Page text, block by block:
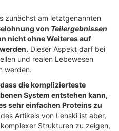
zunächst am letztgenannten
von Teilergebnissen
nicht ohne Weiteres auf
Dieser Aspekt darf bei
und realen Lebewesen
werden.
die komplizierteste
System entstehen kann,
sehr einfachen Proteins zu
Artikels von Lenski ist aber,
Strukturen zu zeigen,